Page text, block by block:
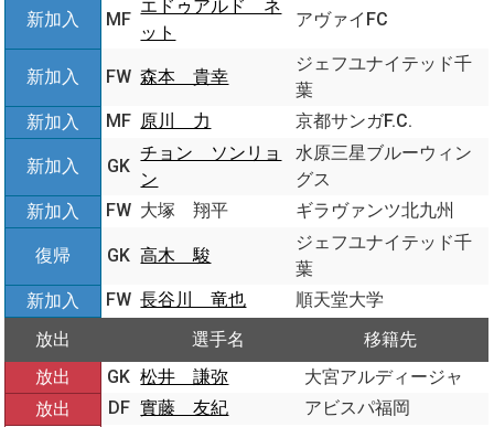
新加入 MF
エドゥアルド ネ
ット
アヴァイFC
新加入 FW 森本 貴幸
ジェフユナイテッド千
葉
新加入
MF 原川 力 京都サンガF.C.
新加入 GK
チョン ソンリョ
ン
水原三星ブルーウィン
グス
新加入
FW 大塚 翔平 ギラヴァンツ北九州
復帰 GK 高木 駿
ジェフユナイテッド千
葉
新加入
FW 長谷川 竜也
順天堂大学
放出
選手名
移籍先
放出
GK 松井 謙弥
大宮アルディージャ
放出
DF 實藤 友紀
アビスパ福岡